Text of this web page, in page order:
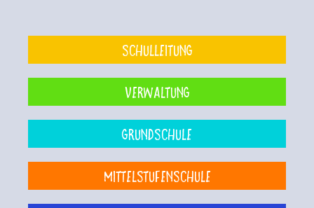
Schulleitung
Verwaltung
Grundschule
Mittelstufenschule